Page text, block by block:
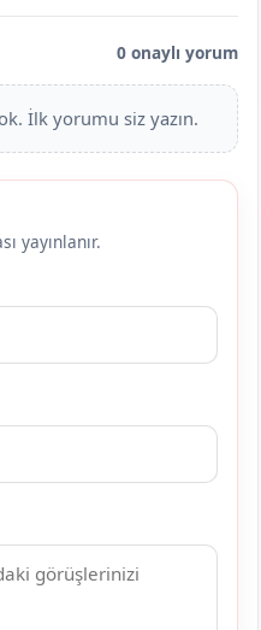
0 onaylı yorum
İlk yorumu siz yazın.
yayınlanır.